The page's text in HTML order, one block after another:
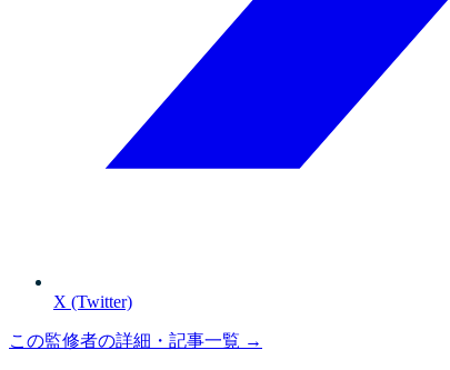
X (Twitter)
この監修者の詳細・記事一覧 →